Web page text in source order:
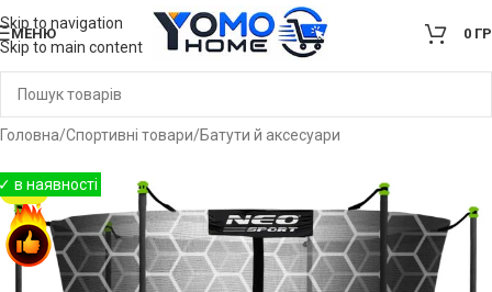
Skip to navigation
Skip to main content
МЕНЮ 0
Головна/Спортивні товари/Батути й аксесуари
-10%